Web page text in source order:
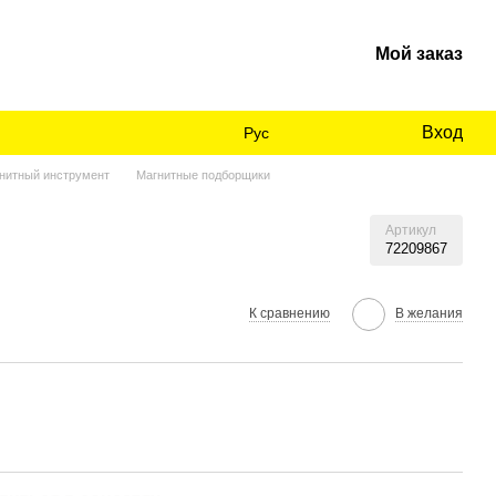
Мой заказ
Рус Вход
инструмент
Магнитные подборщики
Артикул
72209867
К сравнению В желания